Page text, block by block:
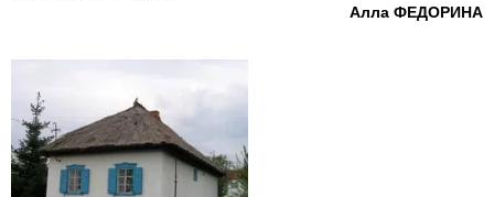
Алла ФЕДОРИНА